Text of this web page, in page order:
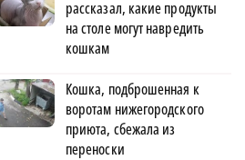
рассказал, какие продукты
на столе могут навредить
кошкам
Кошка, подброшенная к
воротам нижегородского
приюта, сбежала из
переноски